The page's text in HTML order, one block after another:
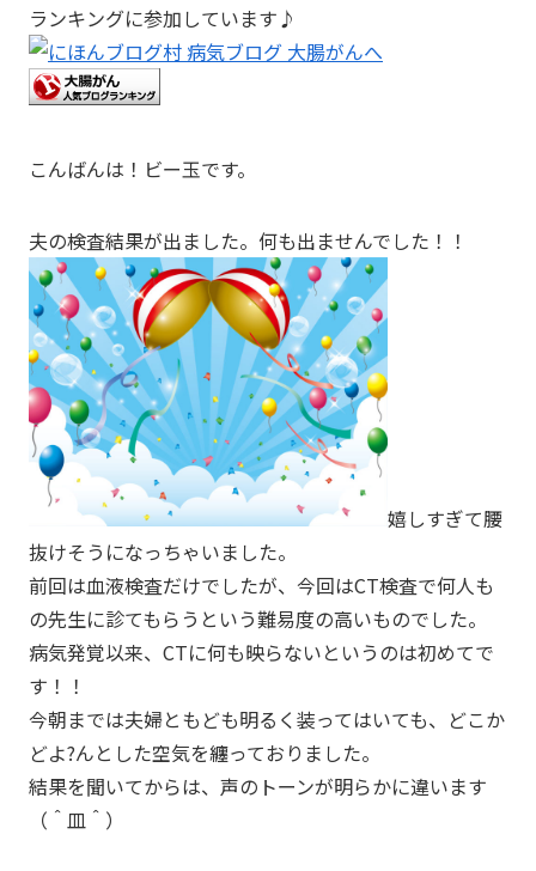
ランキングに参加しています♪
こんばんは！ビー玉です。
夫の検査結果が出ました。何も出ませんでした！！
嬉しすぎて腰
抜けそうになっちゃいました。
前回は血液検査だけでしたが、今回はCT検査で何人も
の先生に診てもらうという難易度の高いものでした。
病気発覚以来、CTに何も映らないというのは初めてで
す！！
今朝までは夫婦ともども明るく装ってはいても、どこか
どよ?んとした空気を纏っておりました。
結果を聞いてからは、声のトーンが明らかに違います
（＾皿＾）